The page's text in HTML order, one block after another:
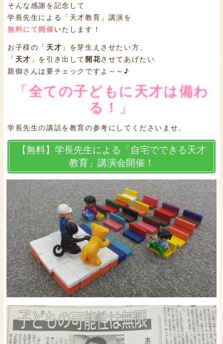
そんな感謝を記念して
学長先生による「天才教育」講演を
無料にて開催いたします！
お子様の「 天才 」を芽生えさせたい方、
「 天才 」を引き出して 開花させてあげたい
親御さんは要チェックですよ～～♪
「全ての子どもに天才は備わ
る！」
学長先生の講話を教育の参考にしてくださいませ。
【無料】学長先生による「自宅でできる天才
教育」講演会開催！